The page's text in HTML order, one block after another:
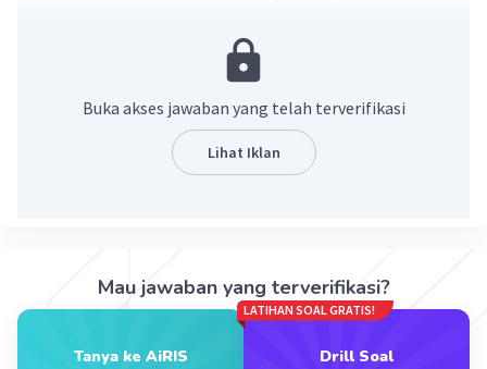
religius umat Budha di Indonesia.
Buka akses jawaban yang telah terverifikasi
Lihat Iklan
Mau jawaban yang terverifikasi?
Tanya ke AiRIS
LATIHAN SOAL GRATIS!
Drill Soal